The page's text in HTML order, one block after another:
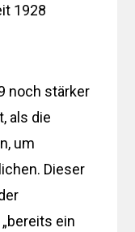
1928
noch stärker
als die
um
Dieser
ein